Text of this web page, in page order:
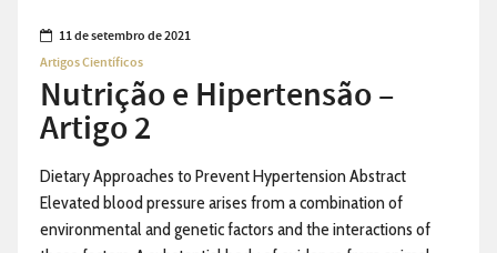
11 de setembro de 2021
Artigos Científicos
Nutrição e Hipertensão –
Artigo 2
Dietary Approaches to Prevent Hypertension Abstract
Elevated blood pressure arises from a combination of
environmental and genetic factors and the interactions of